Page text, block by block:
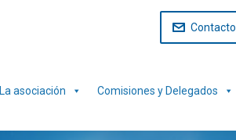
Contacto
La asociación Comisiones y Delegados